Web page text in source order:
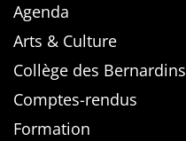
Agenda
Arts & Culture
Collège des Bernardins
Comptes-rendus
Formation